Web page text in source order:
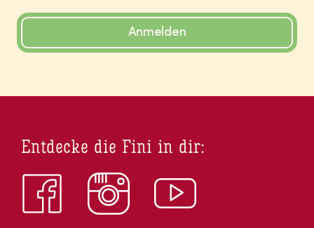
Anmelden
Entdecke die Fini in dir: